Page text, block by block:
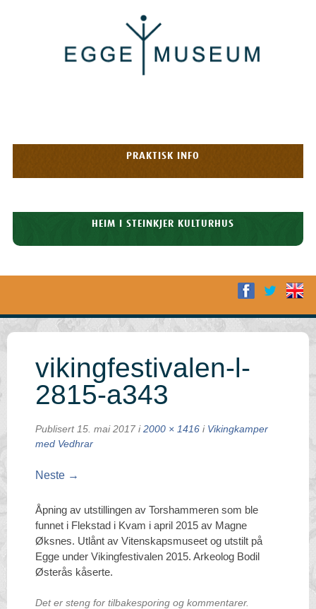
Museum
PRAKTISK INFO
HEIM I STEINKJER KULTURHUS
vikingfestivalen-l-
2815-a343
Publisert 15. mai 2017 i 2000 × 1416 i Vikingkamper
med Vedhrar
Neste →
Åpning av utstillingen av Torshammeren som ble
funnet i Flekstad i Kvam i april 2015 av Magne
Øksnes. Utlånt av Vitenskapsmuseet og utstilt på
Egge under Vikingfestivalen 2015. Arkeolog Bodil
Østerås kåserte.
Det er steng for tilbakesporing og kommentarer.